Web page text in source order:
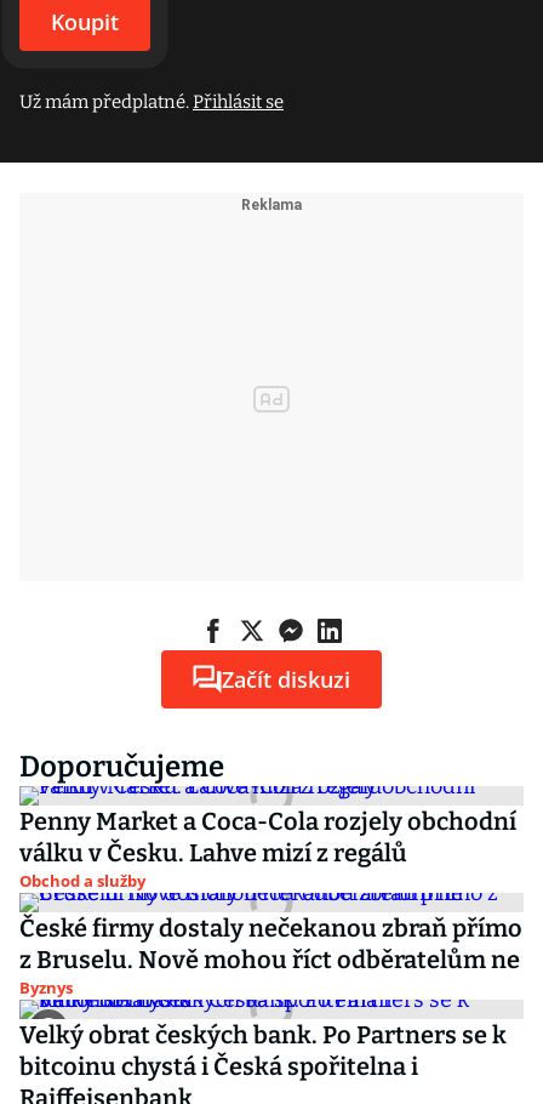
Koupit
Už mám předplatné.Přihlásit se
Začít diskuzi
Doporučujeme
Penny Market a Coca-Cola rozjely obchodní
válku v Česku. Lahve mizí z regálů
Obchod a služby
České firmy dostaly nečekanou zbraň přímo
z Bruselu. Nově mohou říct odběratelům ne
Byznys
Velký obrat českých bank. Po Partners se k
bitcoinu chystá i Česká spořitelna i
Raiffeisenbank